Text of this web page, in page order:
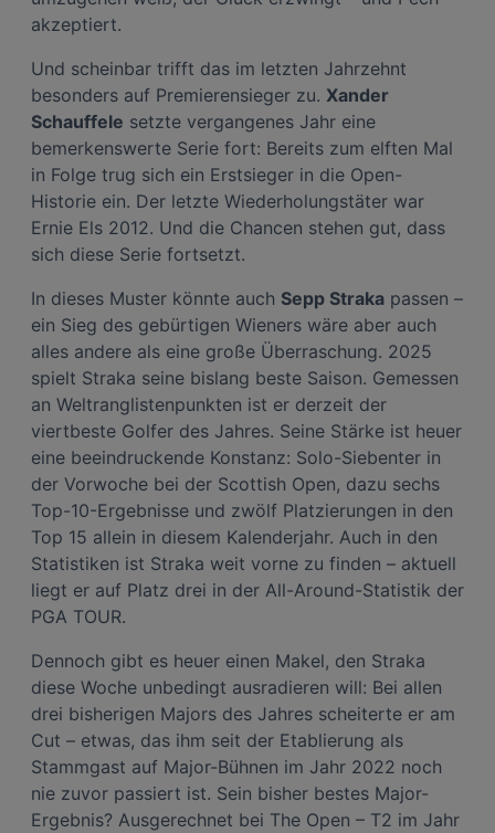
akzeptiert.
Und scheinbar trifft das im letzten Jahrzehnt
besonders auf Premierensieger zu. Xander
Schauffele setzte vergangenes Jahr eine
bemerkenswerte Serie fort: Bereits zum elften Mal
in Folge trug sich ein Erstsieger in die Open-
Historie ein. Der letzte Wiederholungstäter war
Ernie Els 2012. Und die Chancen stehen gut, dass
sich diese Serie fortsetzt.
In dieses Muster könnte auch Sepp Straka passen –
ein Sieg des gebürtigen Wieners wäre aber auch
alles andere als eine große Überraschung. 2025
spielt Straka seine bislang beste Saison. Gemessen
an Weltranglistenpunkten ist er derzeit der
viertbeste Golfer des Jahres. Seine Stärke ist heuer
eine beeindruckende Konstanz: Solo-Siebenter in
der Vorwoche bei der Scottish Open, dazu sechs
Top-10-Ergebnisse und zwölf Platzierungen in den
Top 15 allein in diesem Kalenderjahr. Auch in den
Statistiken ist Straka weit vorne zu finden – aktuell
liegt er auf Platz drei in der All-Around-Statistik der
PGA TOUR.
Dennoch gibt es heuer einen Makel, den Straka
diese Woche unbedingt ausradieren will: Bei allen
drei bisherigen Majors des Jahres scheiterte er am
Cut – etwas, das ihm seit der Etablierung als
Stammgast auf Major-Bühnen im Jahr 2022 noch
nie zuvor passiert ist. Sein bisher bestes Major-
Ergebnis? Ausgerechnet bei The Open – T2 im Jahr